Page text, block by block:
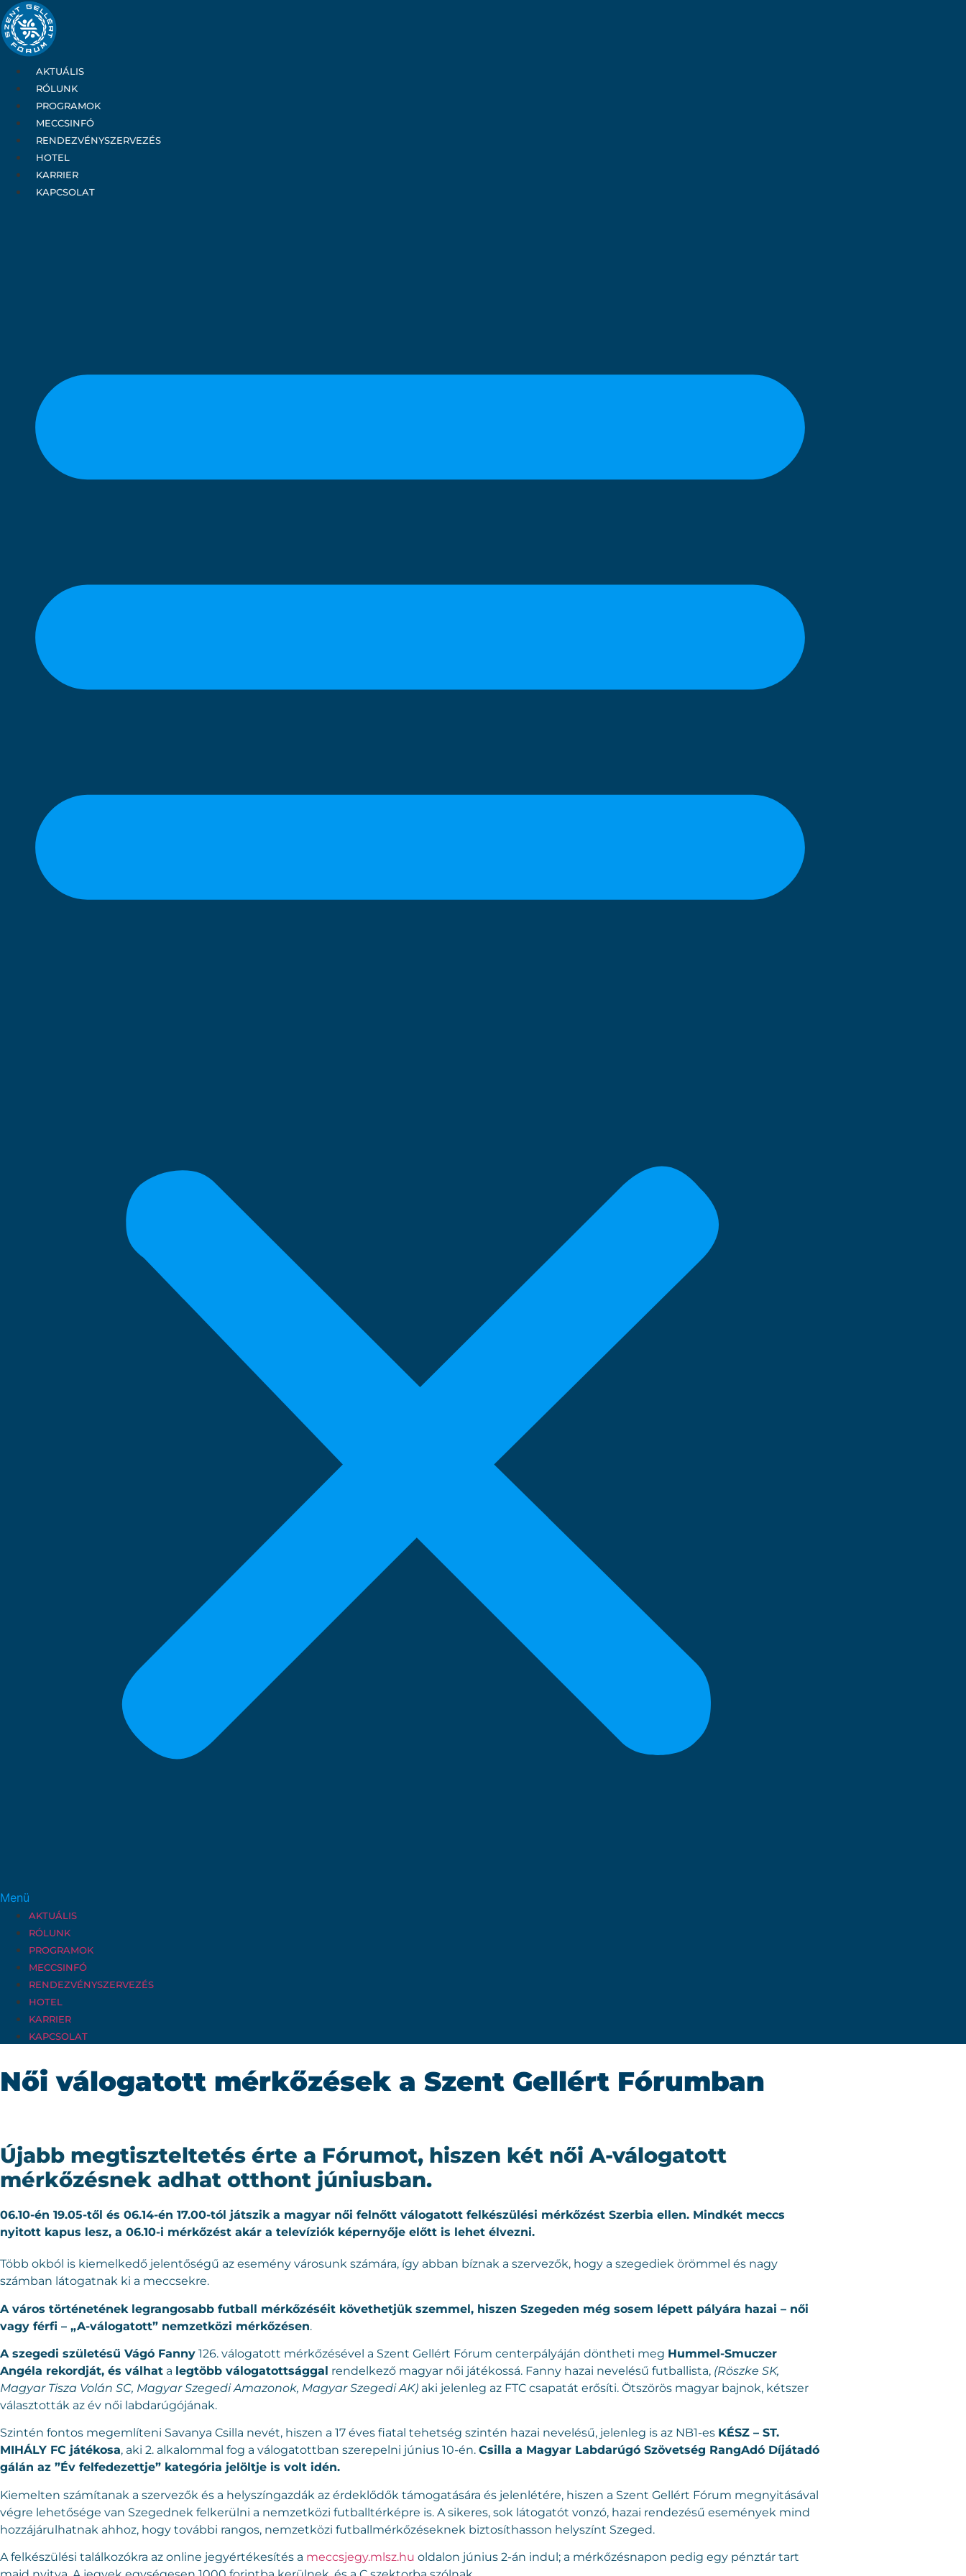
Ugrás
a
tartalomhoz
AKTUÁLIS
RÓLUNK
PROGRAMOK
MECCSINFÓ
RENDEZVÉNYSZERVEZÉS
HOTEL
KARRIER
KAPCSOLAT
Menü
AKTUÁLIS
RÓLUNK
PROGRAMOK
MECCSINFÓ
RENDEZVÉNYSZERVEZÉS
HOTEL
KARRIER
KAPCSOLAT
Női válogatott mérkőzések a Szent Gellért Fórumban
Újabb megtiszteltetés érte a Fórumot, hiszen két női A-válogatott
mérkőzésnek adhat otthont júniusban.
06.10-én 19.05-től és 06.14-én 17.00-tól játszik a magyar női felnőtt válogatott felkészülési mérkőzést Szerbia ellen. Mindkét meccs
nyitott kapus lesz, a 06.10-i mérkőzést akár a televíziók képernyője előtt is lehet élvezni.
Több okból is kiemelkedő jelentőségű az esemény városunk számára, így abban bíznak a szervezők, hogy a szegediek örömmel és nagy
számban látogatnak ki a meccsekre.
A város történetének legrangosabb futball mérkőzéséit követhetjük szemmel, hiszen Szegeden még sosem lépett pályára hazai – női
vagy férfi – „A-válogatott” nemzetközi mérkőzésen.
A szegedi születésű Vágó Fanny 126. válogatott mérkőzésével a Szent Gellért Fórum centerpályáján döntheti meg Hummel-Smuczer
Angéla rekordját, és válhat a legtöbb válogatottsággal rendelkező magyar női játékossá. Fanny hazai nevelésű futballista, (Röszke SK,
Magyar Tisza Volán SC, Magyar Szegedi Amazonok, Magyar Szegedi AK) aki jelenleg az FTC csapatát erősíti. Ötszörös magyar bajnok, kétszer
választották az év női labdarúgójának.
Szintén fontos megemlíteni Savanya Csilla nevét, hiszen a 17 éves fiatal tehetség szintén hazai nevelésű, jelenleg is az NB1-es KÉSZ – ST.
MIHÁLY FC játékosa, aki 2. alkalommal fog a válogatottban szerepelni június 10-én. Csilla a Magyar Labdarúgó Szövetség RangAdó Díjátadó
gálán az ”Év felfedezettje” kategória jelöltje is volt idén.
Kiemelten számítanak a szervezők és a helyszíngazdák az érdeklődők támogatására és jelenlétére, hiszen a Szent Gellért Fórum megnyitásával
végre lehetősége van Szegednek felkerülni a nemzetközi futballtérképre is. A sikeres, sok látogatót vonzó, hazai rendezésű események mind
hozzájárulhatnak ahhoz, hogy további rangos, nemzetközi futballmérkőzéseknek biztosíthasson helyszínt Szeged.
A felkészülési találkozókra az online jegyértékesítés a meccsjegy.mlsz.hu oldalon június 2-án indul; a mérkőzésnapon pedig egy pénztár tart